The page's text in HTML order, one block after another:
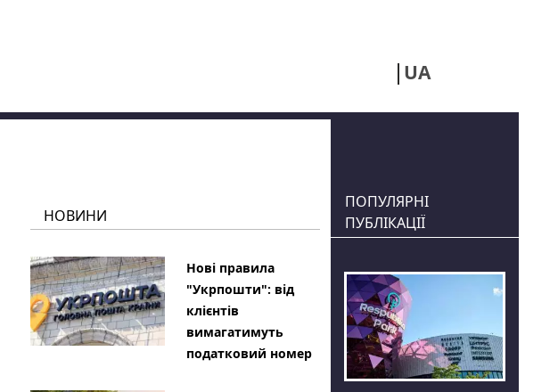
UA
НОВИНИ
Нові правила
"Укрпошти": від
клієнтів
вимагатимуть
податковий номер
ПОПУЛЯРНІ
ПУБЛІКАЦІЇ